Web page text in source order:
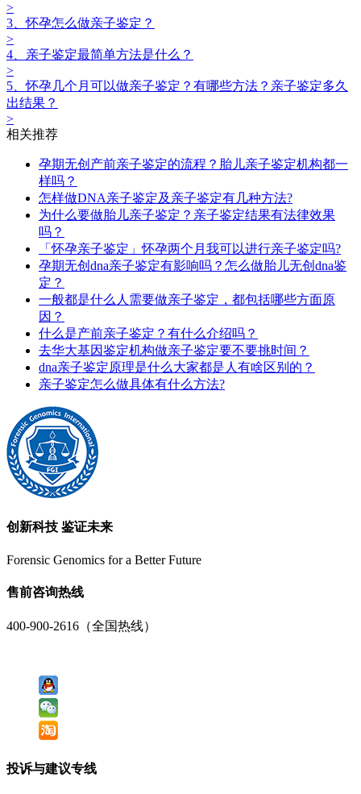
>
3、怀孕怎么做亲子鉴定？
>
4、亲子鉴定最简单方法是什么？
>
5、怀孕几个月可以做亲子鉴定？有哪些方法？亲子鉴定多久
出结果？
>
相关推荐
孕期无创产前亲子鉴定的流程？胎儿亲子鉴定机构都一
样吗？
怎样做DNA亲子鉴定及亲子鉴定有几种方法?
为什么要做胎儿亲子鉴定？亲子鉴定结果有法律效果
吗？
「怀孕亲子鉴定」怀孕两个月我可以进行亲子鉴定吗?
孕期无创dna亲子鉴定有影响吗？怎么做胎儿无创dna鉴
定？
一般都是什么人需要做亲子鉴定，都包括哪些方面原
因？
什么是产前亲子鉴定？有什么介绍吗？
去华大基因鉴定机构做亲子鉴定要不要挑时间？
dna亲子鉴定原理是什么大家都是人有啥区别的？
亲子鉴定怎么做具体有什么方法?
创新科技 鉴证未来
Forensic Genomics for a Better Future
售前咨询热线
400-900-2616（全国热线）
投诉与建议专线